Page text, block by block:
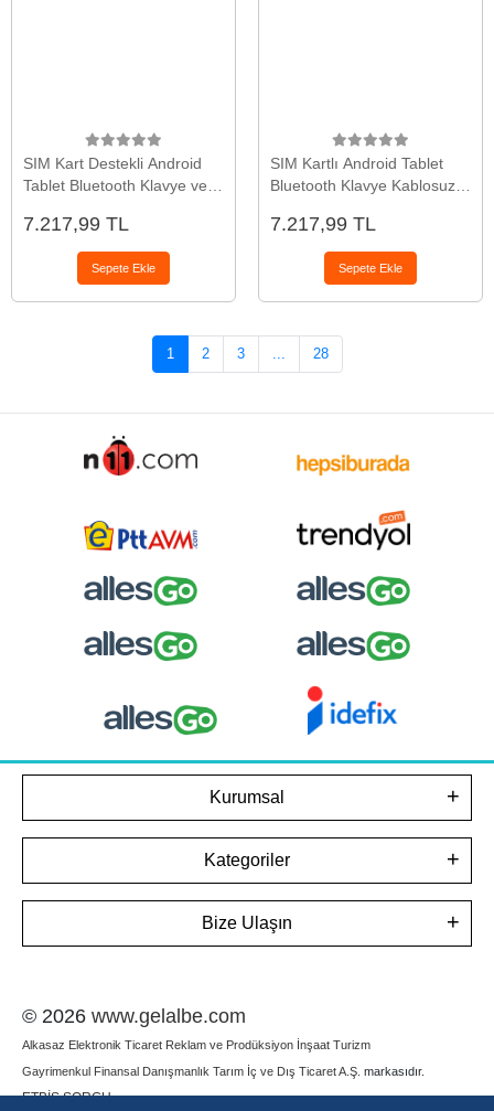
SIM Kart Destekli Android
Tablet Bluetooth Klavye ve
Ekran Taşınabilir Tasarım
7.217,99 TL
Sepete Ekle
SIM Kartlı Android Tablet
Bluetooth Klavye Kablosuz
Taşınabilir Kullanım Seti
7.217,99 TL
Sepete Ekle
1 2 3 ... 28
Kurumsal
Kategoriler
Bize Ulaşın
© 2026 www.gelalbe.com
Alkasaz Elektronik Ticaret Reklam ve Prodüksiyon İnşaat Turizm
Gayrimenkul Finansal Danışmanlık Tarım İç ve Dış Ticaret A.Ş. markasıdır.
ETBİS SORGU